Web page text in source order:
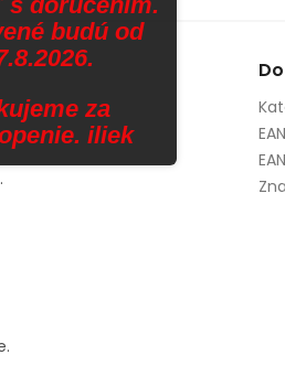
EAN
budú od
za
iliek